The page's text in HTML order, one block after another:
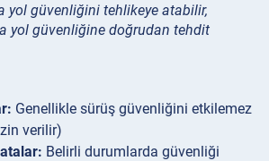
yol güvenliğini tehlikeye atabilir,
yol güvenliğine doğrudan tehdit
Genellikle sürüş güvenliğini etkilemez
verilir)
Belirli durumlarda güvenliği